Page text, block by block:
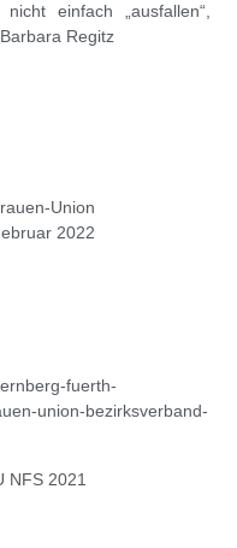
einfach „ausfallen“,
Barbara Regitz
Union
2022
fuerth-
union-bezirksverband-
NFS 2021